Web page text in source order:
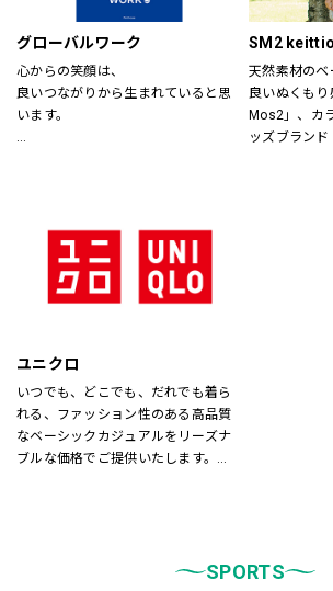
グローバルワーク
心からの笑顔は、
良いつながりから生まれていると思
います。
心地よさや好感を大切にした
“Good Feeling Wear”で
ともに生きよう
SM2 keittio
天然素材のベ
良いぬくも
Mos2」、カ
ッズブラン
ユニクロ
いつでも、どこでも、だれでも着ら
れる、ファッション性のある高品質
なベーシックカジュアルをリーズナ
ブルな価格でご提供いたします。
などをゾーンに分けて配置し、広SPORTS